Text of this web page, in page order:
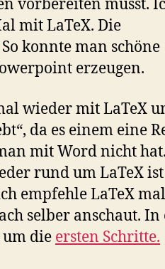
vorbereiten musst.
mit LaTeX. Die
So konnte man schöne
erzeugen.
wieder mit LaTeX
da es einem eine
mit Word nicht
rund um LaTeX ist
empfehle LaTeX
selber anschaut. In
um die ersten Schritte.